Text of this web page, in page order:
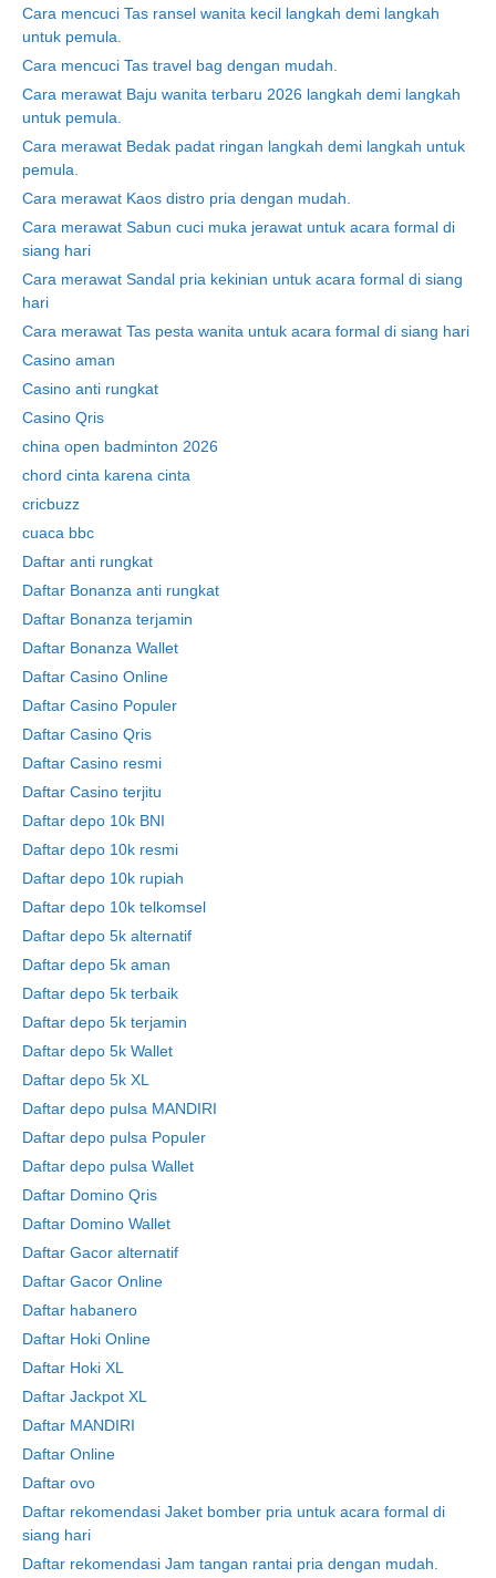
Cara mencuci Tas ransel wanita kecil langkah demi langkah
untuk pemula.
Cara mencuci Tas travel bag dengan mudah.
Cara merawat Baju wanita terbaru 2026 langkah demi langkah
untuk pemula.
Cara merawat Bedak padat ringan langkah demi langkah untuk
pemula.
Cara merawat Kaos distro pria dengan mudah.
Cara merawat Sabun cuci muka jerawat untuk acara formal di
siang hari
Cara merawat Sandal pria kekinian untuk acara formal di siang
hari
Cara merawat Tas pesta wanita untuk acara formal di siang hari
Casino aman
Casino anti rungkat
Casino Qris
china open badminton 2026
chord cinta karena cinta
cricbuzz
cuaca bbc
Daftar anti rungkat
Daftar Bonanza anti rungkat
Daftar Bonanza terjamin
Daftar Bonanza Wallet
Daftar Casino Online
Daftar Casino Populer
Daftar Casino Qris
Daftar Casino resmi
Daftar Casino terjitu
Daftar depo 10k BNI
Daftar depo 10k resmi
Daftar depo 10k rupiah
Daftar depo 10k telkomsel
Daftar depo 5k alternatif
Daftar depo 5k aman
Daftar depo 5k terbaik
Daftar depo 5k terjamin
Daftar depo 5k Wallet
Daftar depo 5k XL
Daftar depo pulsa MANDIRI
Daftar depo pulsa Populer
Daftar depo pulsa Wallet
Daftar Domino Qris
Daftar Domino Wallet
Daftar Gacor alternatif
Daftar Gacor Online
Daftar habanero
Daftar Hoki Online
Daftar Hoki XL
Daftar Jackpot XL
Daftar MANDIRI
Daftar Online
Daftar ovo
Daftar rekomendasi Jaket bomber pria untuk acara formal di
siang hari
Daftar rekomendasi Jam tangan rantai pria dengan mudah.